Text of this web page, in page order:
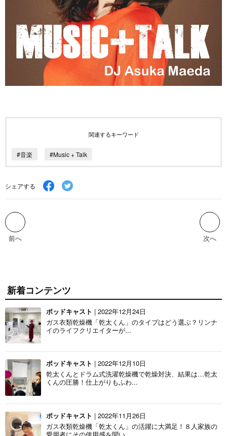
関連するキーワード
#音楽 #Music + Talk
シェアする
前へ 次へ
新着コンテンツ
ポッドキャスト | 2022年12月24日
ガス衣類乾燥機「乾太くん」のタイプはどう選ぶ？リンナ
イのライフクリエイターが...
ポッドキャスト | 2022年12月10日
乾太くんとドラム式洗濯乾燥機で乾燥対決、結果は…乾太
くんの圧勝！仕上がりもふわ...
ポッドキャスト | 2022年11月26日
ガス衣類乾燥機「乾太くん」の活躍に大満足！８人家族の